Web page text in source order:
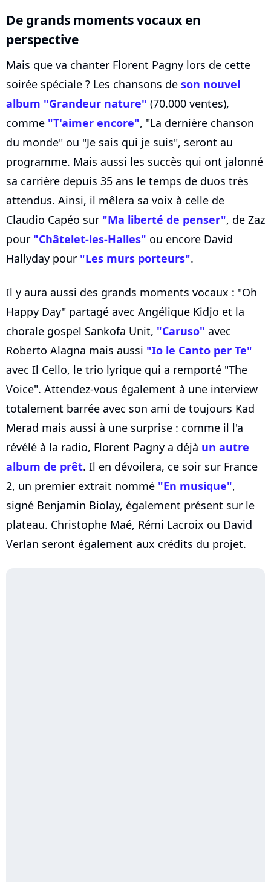
De grands moments vocaux en
perspective
Mais que va chanter Florent Pagny lors de cette
soirée spéciale ? Les chansons de son nouvel
album "Grandeur nature" (70.000 ventes),
comme "T'aimer encore", "La dernière chanson
du monde" ou "Je sais qui je suis", seront au
programme. Mais aussi les succès qui ont jalonné
sa carrière depuis 35 ans le temps de duos très
attendus. Ainsi, il mêlera sa voix à celle de
Claudio Capéo sur "Ma liberté de penser", de Zaz
pour "Châtelet-les-Halles" ou encore David
Hallyday pour "Les murs porteurs".
Il y aura aussi des grands moments vocaux : "Oh
Happy Day" partagé avec Angélique Kidjo et la
chorale gospel Sankofa Unit, "Caruso" avec
Roberto Alagna mais aussi "Io le Canto per Te"
avec Il Cello, le trio lyrique qui a remporté "The
Voice". Attendez-vous également à une interview
totalement barrée avec son ami de toujours Kad
Merad mais aussi à une surprise : comme il l'a
révélé à la radio, Florent Pagny a déjà un autre
album de prêt. Il en dévoilera, ce soir sur France
2, un premier extrait nommé "En musique",
signé Benjamin Biolay, également présent sur le
plateau. Christophe Maé, Rémi Lacroix ou David
Verlan seront également aux crédits du projet.